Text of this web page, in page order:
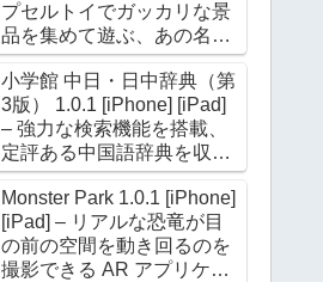
プセルトイでガッカリな景
品を集めて遊ぶ、あの名作
が進化して帰ってきた
小学館 中日・日中辞典（第
3版） 1.0.1 [iPhone] [iPad]
– 強力な検索機能を搭載、
定評ある中国語辞典を収録
した電子辞典アプリケーシ
ョン
Monster Park 1.0.1 [iPhone]
[iPad] – リアルな恐竜が目
の前の空間を動き回るのを
撮影できる AR アプリケー